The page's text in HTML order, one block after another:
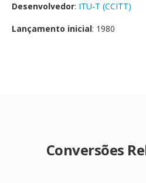
Desenvolvedor: ITU-T (CCITT)
Lançamento inicial: 1980
Conversões